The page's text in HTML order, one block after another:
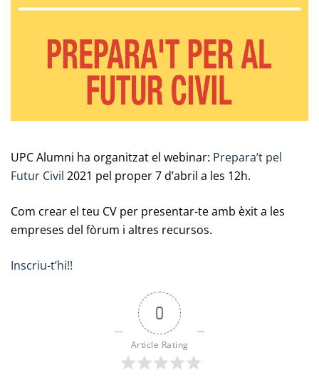
UPC Alumni ha organitzat el webinar: Prepara’t pel
Futur Civil 2021 pel proper 7 d’abril a les 12h.
Com crear el teu CV per presentar-te amb èxit a les
empreses del fòrum i altres recursos.
Inscriu-t’hi!!
0
Article Rating